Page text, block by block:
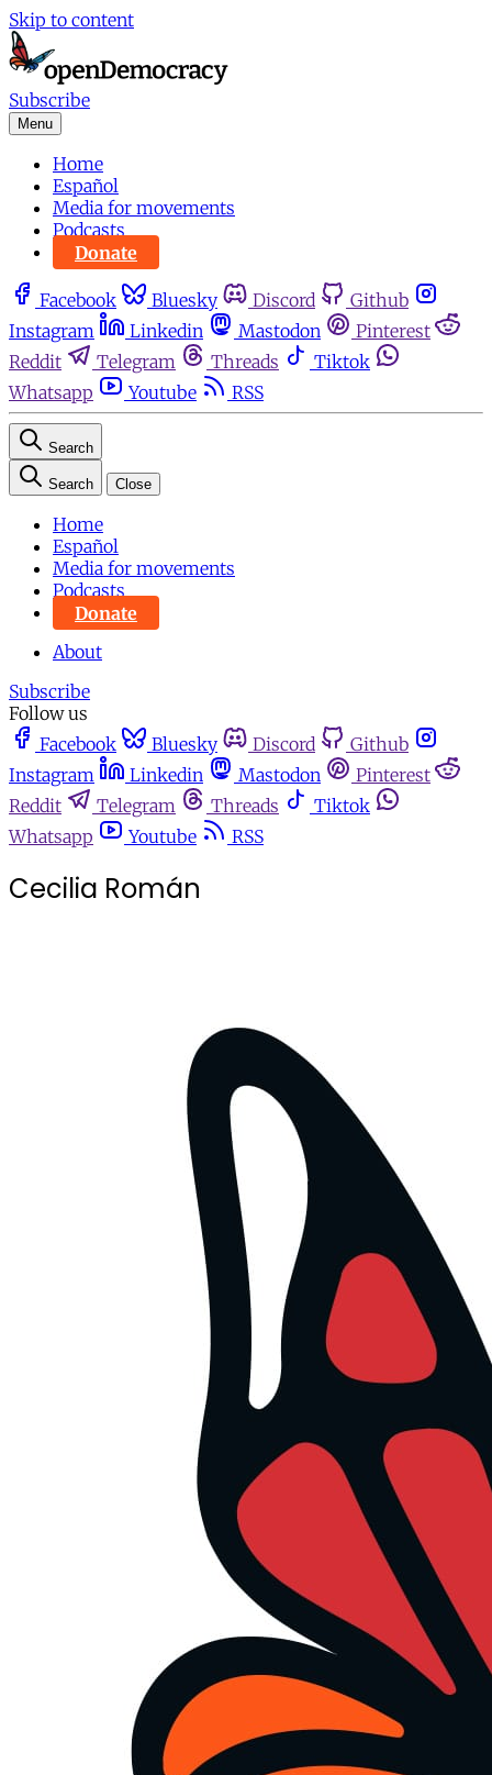
Skip to content
Subscribe
Menu
Home
Español
Media for movements
Podcasts
Donate
Facebook Bluesky Discord
Github
Instagram
Linkedin Mastodon
Pinterest
Reddit
Telegram Threads
Tiktok
Whatsapp
Youtube RSS
Search
Search Close
Home
Español
Media for movements
Podcasts
Donate
About
Subscribe
Follow us
Facebook
Bluesky Discord
Github
Instagram
Linkedin Mastodon
Pinterest
Reddit
Telegram Threads
Tiktok
Whatsapp
Youtube RSS
Cecilia Román